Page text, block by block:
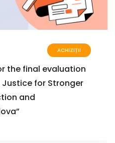
EVENIMENTE
de mediu din
normelor
proceselor-
mediului